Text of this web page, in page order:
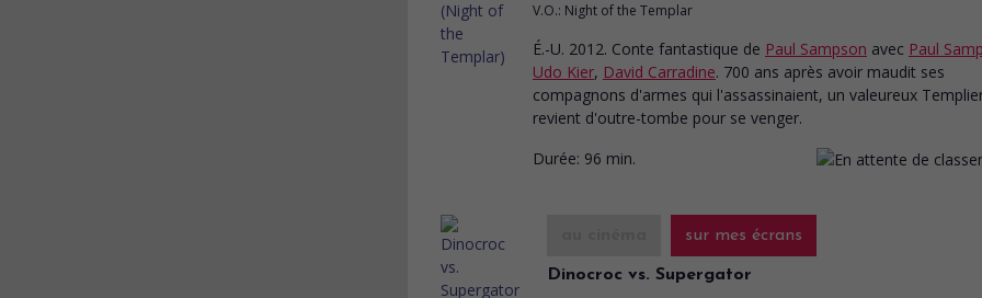
V.O.: Night of the Templar
É.-U. 2012. Conte fantastique de Paul Sampson avec Paul
Udo Kier, David Carradine. 700 ans après avoir maudit ses
compagnons d'armes qui l'assassinaient, un valeureux
revient d'outre-tombe pour se venger.
Durée: 96 min.
sur mes écrans
Dinocroc vs. Supergator